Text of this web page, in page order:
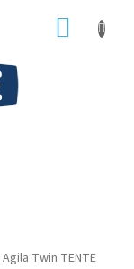
KOSÁR
Agila Twin TENTE